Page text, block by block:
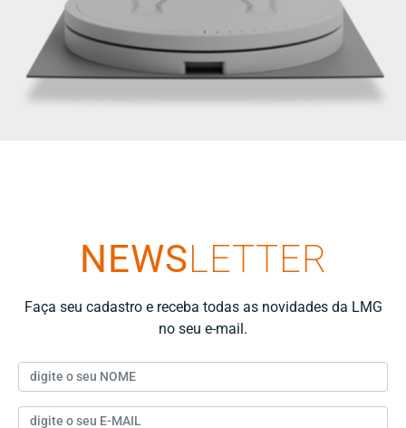
NEWSLETTER
Faça seu cadastro e receba todas as novidades da LMG
no seu e-mail.